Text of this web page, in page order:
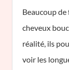
Beaucoup
cheveux
réalité, ils
voir les